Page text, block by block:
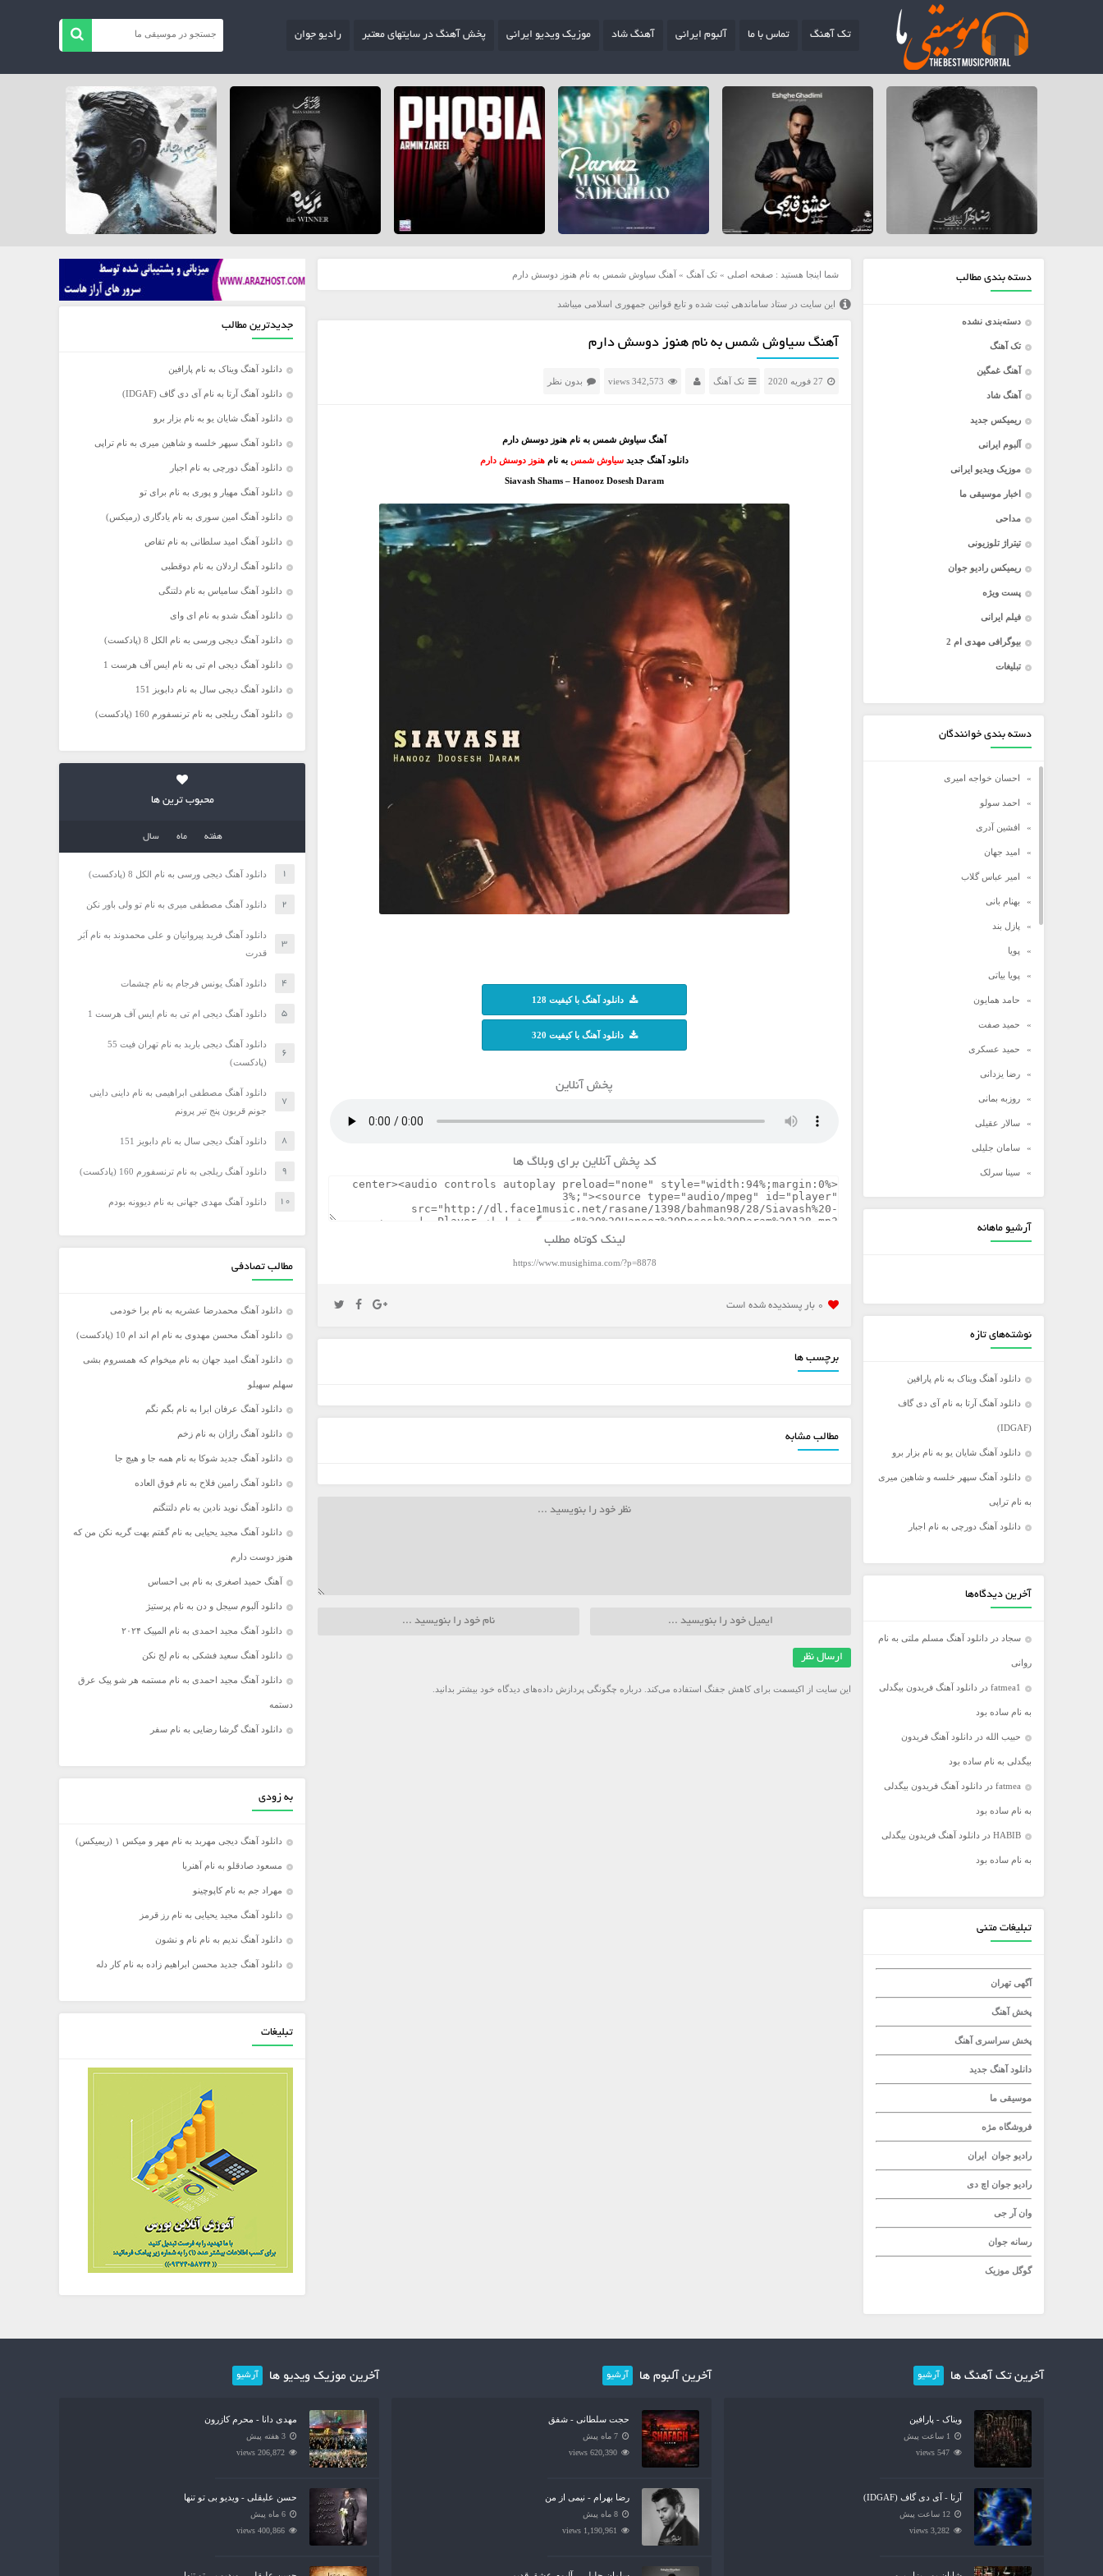
تک آهنگ تماس با ما آلبوم ایرانی آهنگ شاد موزیک ویدیو ایرانی پخش آهنگ در سایتهای معتبر رادیو جوان
دسته بندی مطالب
دسته‌بندی نشده
تک آهنگ
آهنگ غمگین
آهنگ شاد
ریمیکس جدید
آلبوم ایرانی
موزیک ویدیو ایرانی
اخبار موسیقی ما
مداحی
تیتراژ تلوزیونی
ریمیکس رادیو جوان
پست ویژه
فیلم ایرانی
بیوگرافی مهدی ام 2
تبلیغات
دسته بندی خوانندگان
احسان خواجه امیری
احمد سولو
افشین آدری
امید جهان
امیر عباس گلاب
بهنام بانی
پازل بند
پویا
پویا بیاتی
حامد همایون
حمید صفت
حمید عسکری
رضا یزدانی
روزبه بمانی
سالار عقیلی
سامان جلیلی
سینا سرلک
شادمهر عقیلی
مجید اخشابی
مجید خراطها
محسن چاووشی
محسن یگانه
محمد رضا گلزار
محمد علیزاده
مرتضی اشرفی
مرتضی سرمدی
مهدی جهانی
مهدی یغمایی
میثم ابراهیمی
میلاد راستاد
آرشیو ماهانه
نوشته‌های تازه
دانلود آهنگ ویناک به نام پارافین
دانلود آهنگ آرتا به نام آی دی گاف
(IDGAF)
دانلود آهنگ شایان یو به نام بزار برو
دانلود آهنگ سپهر خلسه و شاهین میری
به نام تراپی
دانلود آهنگ دورچی به نام اجبار
آخرین دیدگاه‌ها
سجاد در دانلود آهنگ مسلم ملتی به نام
روانی
fatmea1 در دانلود آهنگ فریدون بیگدلی
به نام ساده بود
حبیب الله در دانلود آهنگ فریدون
بیگدلی به نام ساده بود
fatmea در دانلود آهنگ فریدون بیگدلی
به نام ساده بود
HABIB در دانلود آهنگ فریدون بیگدلی
به نام ساده بود
تبلیغات متنی
آگهی تهران
پخش آهنگ
پخش سراسری آهنگ
دانلود آهنگ جدید
موسیقی ما
فروشگاه مژه
رادیو جوان ایران
رادیو جوان اچ دی
وان آر جی
رسانه جوان
گوگل موزیک
شما اینجا هستید : صفحه اصلی » تک آهنگ » آهنگ سیاوش شمس به نام هنوز دوسش دارم
این سایت در ستاد ساماندهی ثبت شده و تابع قوانین جمهوری اسلامی میباشد
آهنگ سیاوش شمس به نام هنوز دوسش دارم
27 فوریه 2020 تک آهنگ 342,573 views بدون نظر
آهنگ سیاوش شمس به نام هنوز دوسش دارم
دانلود آهنگ جدید سیاوش شمس به نام هنوز دوسش دارم
Siavash Shams – Hanooz Dosesh Daram
دانلود آهنگ با کیفیت 128
دانلود آهنگ با کیفیت 320
پخش آنلاین
کد پخش آنلاین برای وبلاگ ها
لینک کوتاه مطلب
https://www.musighima.com/?p=8878
0 بار پسنديده شده است
برچسب ها
مطالب مشابه
این سایت از اکیسمت برای کاهش جفنگ استفاده می‌کند. درباره چگونگی پردازش داده‌های دیدگاه خود بیشتر بدانید.
جدیدترین مطالب
دانلود آهنگ ویناک به نام پارافین
دانلود آهنگ آرتا به نام آی دی گاف (IDGAF)
دانلود آهنگ شایان یو به نام بزار برو
دانلود آهنگ سپهر خلسه و شاهین میری به نام تراپی
دانلود آهنگ دورچی به نام اجبار
دانلود آهنگ مهیار و پوری به نام برای تو
دانلود آهنگ امین سوری به نام یادگاری (رمیکس)
دانلود آهنگ امید سلطانی به نام تقاص
دانلود آهنگ اردلان به نام دوقطبی
دانلود آهنگ سامیاس به نام دلتنگی
دانلود آهنگ شدو به نام ای وای
دانلود آهنگ دیجی ورسی به نام الکل 8 (پادکست)
دانلود آهنگ دیجی ام تی به نام ایس آف هرست 1
دانلود آهنگ دیجی سال به نام دابویز 151
دانلود آهنگ ریلجی به نام ترنسفورم 160 (پادکست)
محبوب ترین ها
هفته ماه سال
دانلود آهنگ دیجی ورسی به نام الکل 8 (پادکست)
دانلود آهنگ مصطفی میری به نام تو ولی باور نکن
دانلود آهنگ فرید پیروانیان و علی محمدوند به نام اَبَر
قدرت
دانلود آهنگ یونس فرجام به نام چشمات
دانلود آهنگ دیجی ام تی به نام ایس آف هرست 1
دانلود آهنگ دیجی باربد به نام تهران فیت 55
(پادکست)
دانلود آهنگ مصطفی ابراهیمی به نام داینی داینی
جونم قربون پنج تیر پرونم
دانلود آهنگ دیجی سال به نام دابویز 151
دانلود آهنگ ریلجی به نام ترنسفورم 160 (پادکست)
دانلود آهنگ مهدی جهانی به نام دیوونه بودم
مطالب تصادفی
دانلود آهنگ محمدرضا عشریه به نام برا خودمی
دانلود آهنگ محسن مهدوی به نام ام اند ام 10 (پادکست)
دانلود آهنگ امید جهان به نام میخوام که همسروم بشی
سهلم سهیلو
دانلود آهنگ عرفان ابرا به نام بگم نگم
دانلود آهنگ راژان به نام زخم
دانلود آهنگ جدید شوکا به نام همه جا و هیچ جا
دانلود آهنگ رامین فلاح به نام فوق العاده
دانلود آهنگ نوید نادین به نام دلتنگتم
دانلود آهنگ مجید یحیایی به نام گفتم بهت گریه نکن من که
هنوز دوست دارم
آهنگ حمید اصغری به نام بی احساس
دانلود آلبوم سیجل و دن به نام پرستیژ
دانلود آهنگ مجید احمدی به نام المپیک ۲۰۲۴
دانلود آهنگ سعید فشکی به نام لج نکن
دانلود آهنگ مجید احمدی به نام مستمه هر شو پیک عرق
دستمه
دانلود آهنگ گرشا رضایی به نام سفر
به زودی
دانلود آهنگ دیجی مهربد به نام مهر و میکس ۱ (ریمیکس)
مسعود صادقلو به نام آهنربا
مهراد جم به نام کاپوچینو
دانلود آهنگ مجید یحیایی به نام رز قرمز
دانلود آهنگ ندیم به نام نام و نشون
دانلود آهنگ جدید محسن ابراهیم زاده به نام کار دله
تبلیغات
آخرین تک آهنگ ها آرشیو
ویناک - پارافین
1 ساعت پیش
547 views
آرتا - آی دی گاف (IDGAF)
12 ساعت پیش
3,282 views
آخرین آلبوم ها آرشیو
حجت سلطانی - شفق
7 ماه پیش
620,390 views
رضا بهرام - نیمی از من
8 ماه پیش
1,190,961 views
آخرین موزیک ویدیو ها آرشیو
مهدی دانا - محرم کازرون
3 هفته پیش
206,872 views
حسن علیقلی - ویدیو بی تو تنها
6 ماه پیش
400,866 views